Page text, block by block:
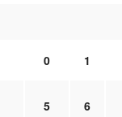
0
1
5 6